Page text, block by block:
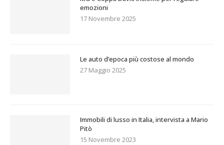
emozioni
17 Novembre 2025
Le auto d’epoca più costose al mondo
27 Maggio 2025
Immobili di lusso in Italia, intervista a Mario
Pitò
15 Novembre 2023